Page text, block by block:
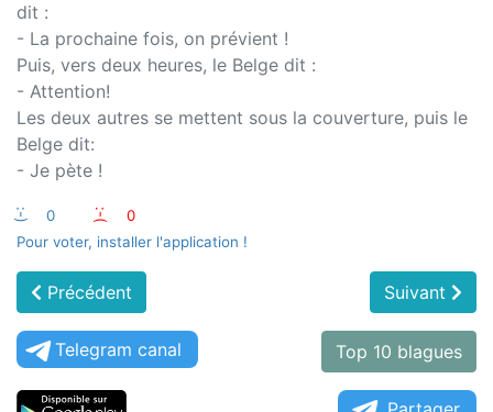
dit :
- La prochaine fois, on prévient !
Puis, vers deux heures, le Belge dit :
- Attention!
Les deux autres se mettent sous la couverture, puis le
Belge dit:
- Je pète !
:-) 0 :-(
0
Pour voter, installer l'application !
Précédent Suivant
Telegram canal Top 10 blagues